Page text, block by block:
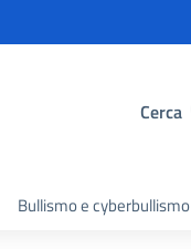
Cerca
Bullismo e cyberbullismo